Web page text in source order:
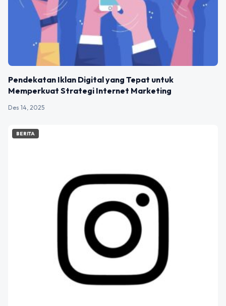
Pendekatan Iklan Digital yang Tepat untuk
Memperkuat Strategi Internet Marketing
Des 14, 2025
BERITA